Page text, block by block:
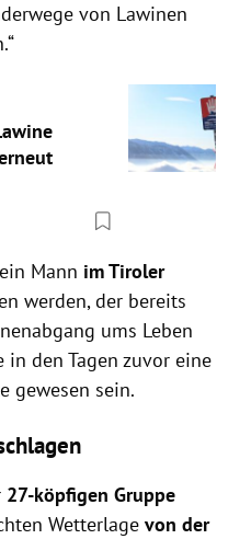
von Lawinen
Mann im Tiroler
werden, der bereits
ums Leben
den Tagen zuvor eine
gewesen sein.
27-köpfigen Gruppe
Wetterlage von der